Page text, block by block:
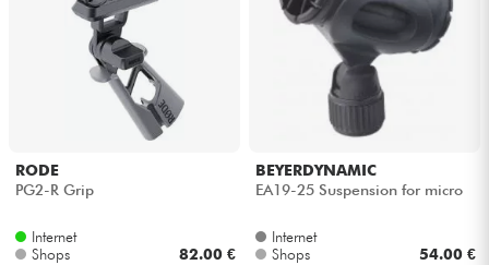
RODE
PG2-R Grip
Internet
Shops
82.00 €
BEYERDYNAMIC
EA19-25 Suspension for micro
Internet
Shops
54.00 €